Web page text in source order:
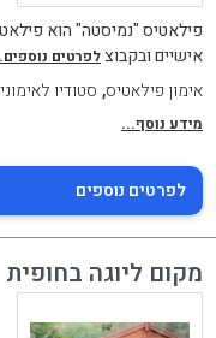
פילאטיס "נמיסטה" הוא
אישיים ובקבוצלפרטים
אימון פילאטיס, סטודיו
מידע נוסף...
לפרטים נוספים
מקום ליוגה בחופית